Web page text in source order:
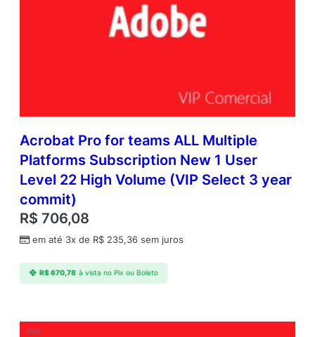
Acrobat Pro for teams ALL Multiple
Platforms Subscription New 1 User
Level 22 High Volume (VIP Select 3 year
commit)
R$ 706,08
em até 3x de R$ 235,36 sem juros
R$670,78 à vista no Pix ou Boleto